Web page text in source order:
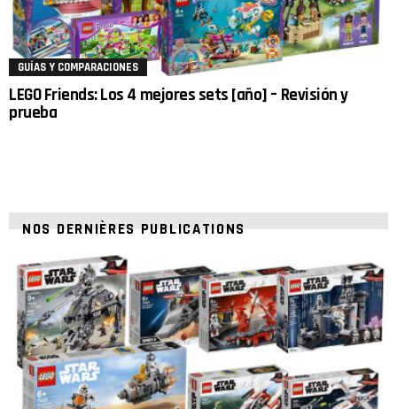
GUÍAS Y COMPARACIONES
LEGO Friends: Los 4 mejores sets [año] – Revisión y
prueba
NOS DERNIÈRES PUBLICATIONS